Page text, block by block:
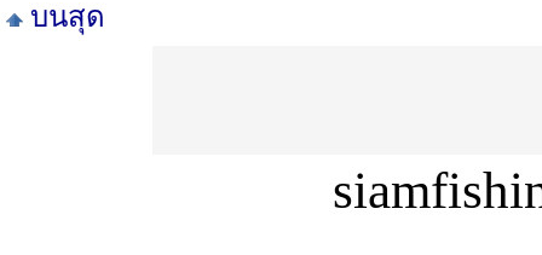
บนสุด